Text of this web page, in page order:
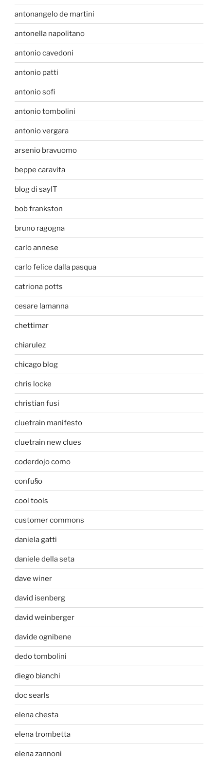
antonangelo de martini
antonella napolitano
antonio cavedoni
antonio patti
antonio sofi
antonio tombolini
antonio vergara
arsenio bravuomo
beppe caravita
blog di sayIT
bob frankston
bruno ragogna
carlo annese
carlo felice dalla pasqua
catriona potts
cesare lamanna
chettimar
chiarulez
chicago blog
chris locke
christian fusi
cluetrain manifesto
cluetrain new clues
coderdojo como
confu§o
cool tools
customer commons
daniela gatti
daniele della seta
dave winer
david isenberg
david weinberger
davide ognibene
dedo tombolini
diego bianchi
doc searls
elena chesta
elena trombetta
elena zannoni